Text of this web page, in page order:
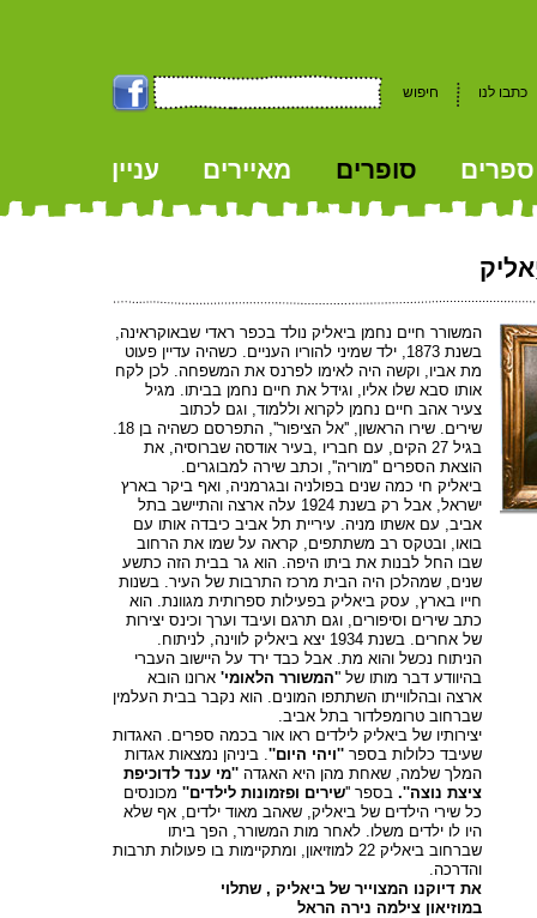
חיפוש כתבו לנו
ספרים סופרים מאיירים עניין
המשורר חיים נחמן ביאליק נולד בכפר ראדי שבאוקראינה,
בשנת 1873, ילד שמיני להוריו העניים. כשהיה עדיין פעוט
מת אביו, וקשה היה לאימו לפרנס את המשפחה. לכן לקח
אותו סבא שלו אליו, וגידל את חיים נחמן בביתו. מגיל
צעיר אהב חיים נחמן לקרוא וללמוד, וגם לכתוב
שירים. שירו הראשון, ''אל הציפור'', התפרסם כשהיה בן 18.
בגיל 27 הקים, עם חבריו ,בעיר אודסה שברוסיה, את
הוצאת הספרים ''מוריה'', וכתב שירה למבוגרים.
ביאליק חי כמה שנים בפולניה ובגרמניה, ואף ביקר בארץ
ישראל, אבל רק בשנת 1924 עלה ארצה והתיישב בתל
אביב, עם אשתו מניה. עיריית תל אביב כיבדה אותו עם
בואו, ובטקס רב משתתפים, קראה על שמו את הרחוב
שבו החל לבנות את ביתו היפה. הוא גר בבית הזה כתשע
שנים, שמהלכן היה הבית מרכז התרבות של העיר. בשנות
חייו בארץ, עסק ביאליק בפעילות ספרותית מגוונת. הוא
כתב שירים וסיפורים, וגם תרגם ועיבד וערך וכינס יצירות
של אחרים. בשנת 1934 יצא ביאליק לווינה, לניתוח.
הניתוח נכשל והוא מת. אבל כבד ירד על היישוב העברי
בהיוודע דבר מותו של ''המשורר הלאומי' ארונו הובא
ארצה ובהלווייתו השתתפו המונים. הוא נקבר בבית העלמין
שברחוב טרומפלדור בתל אביב.
יצירותיו של ביאליק לילדים ראו אור בכמה ספרים. האגדות
שעיבד כלולות בספר''ויהי היום''. ביניהן נמצאות אגדות
המלך שלמה, שאחת מהן היא האגדה''מי ענד לדוכיפת
ציצת נוצה''. בספר ''שירים ופזמונות לילדים'' מכונסים
כל שירי הילדים של ביאליק, שאהב מאוד ילדים, אף שלא
היו לו ילדים משלו. לאחר מות המשורר, הפך ביתו
שברחוב ביאליק 22 למוזיאון, ומתקיימות בו פעולות תרבות
והדרכה.
את דיוקנו המצוייר של ביאליק , שתלוי
במוזיאון צילמה נירה הראל